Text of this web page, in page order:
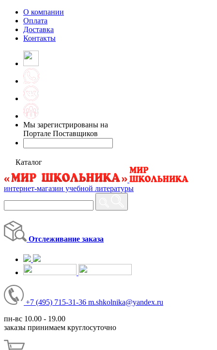
О компании
Оплата
Доставка
Контакты
Мы зарегистрированы на
Портале Поставщиков
Каталог
интернет-магазин учебной литературы
Отслеживание заказа
+7 (495) 715-31-36 m.shkolnika@yandex.ru
пн-вс 10.00 - 19.00
заказы принимаем круглосуточно